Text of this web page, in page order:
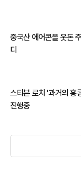
중국산 에어콘을 웃돈
디
스티븐 로치 '과거의 홍
진행중